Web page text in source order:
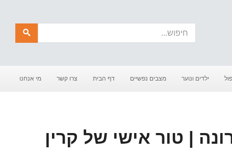
חיפוש
ילדים ונוער מצבים נפשיים דף הבית צרו קשר מי אנחנו
| טור אישי של קרין